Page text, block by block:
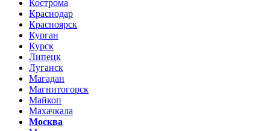
Кострома
Краснодар
Красноярск
Курган
Курск
Липецк
Луганск
Магадан
Магнитогорск
Майкоп
Махачкала
Москва